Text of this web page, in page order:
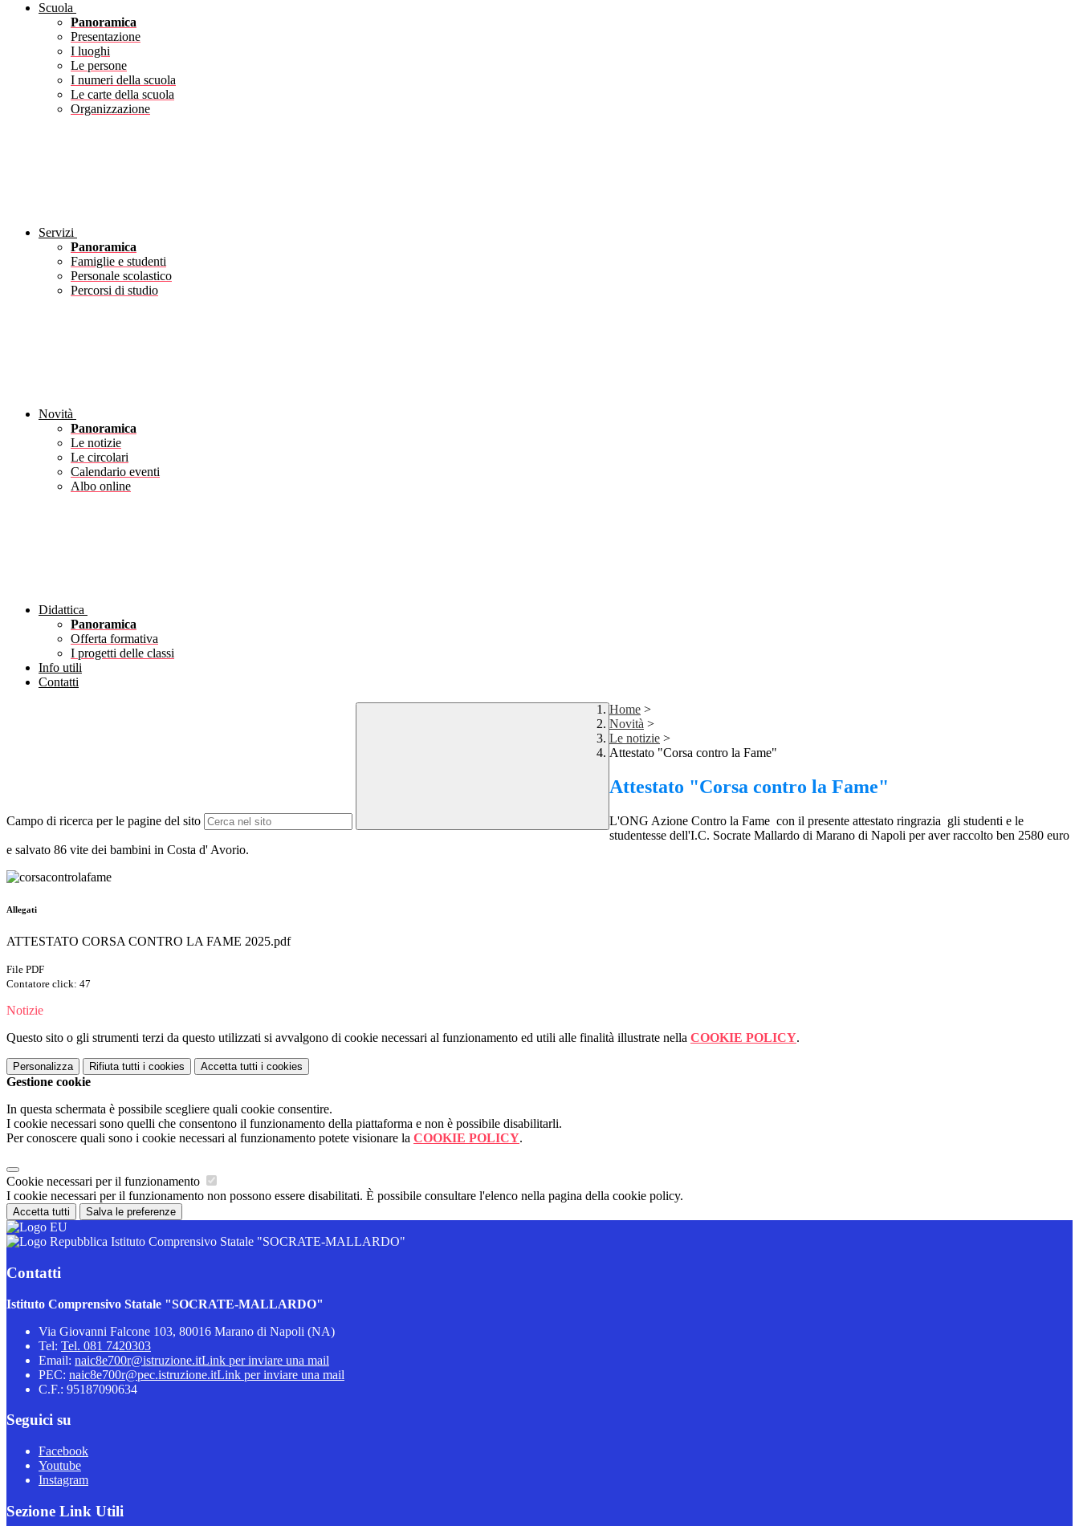
Scuola
Panoramica
Presentazione
I luoghi
Le persone
I numeri della scuola
Le carte della scuola
Organizzazione
Servizi
Panoramica
Famiglie e studenti
Personale scolastico
Percorsi di studio
Novità
Panoramica
Le notizie
Le circolari
Calendario eventi
Albo online
Didattica
Panoramica
Offerta formativa
I progetti delle classi
Info utili
Contatti
Campo di ricerca per le pagine del sito
Home >
Novità >
Le notizie >
Attestato "Corsa contro la Fame"
Attestato "Corsa contro la Fame"
L'ONG Azione Contro la Fame con il presente attestato ringrazia gli studenti e le
studentesse dell'I.C. Socrate Mallardo di Marano di Napoli per aver raccolto ben 2580 euro
e salvato 86 vite dei bambini in Costa d' Avorio.
Allegati
ATTESTATO CORSA CONTRO LA FAME 2025.pdf
File PDF
Contatore click: 47
Notizie
Questo sito o gli strumenti terzi da questo utilizzati si avvalgono di cookie necessari al funzionamento ed utili alle finalità illustrate nella COOKIE POLICY.
Personalizza Rifiuta tutti i cookies Accetta tutti i cookies
Gestione cookie
In questa schermata è possibile scegliere quali cookie consentire.
I cookie necessari sono quelli che consentono il funzionamento della piattaforma e non è possibile disabilitarli.
Per conoscere quali sono i cookie necessari al funzionamento potete visionare la COOKIE POLICY.
Cookie necessari per il funzionamento
I cookie necessari per il funzionamento non possono essere disabilitati. È possibile consultare l'elenco nella pagina della cookie policy.
Accetta tutti Salva le preferenze
Istituto Comprensivo Statale "SOCRATE-MALLARDO"
Contatti
Istituto Comprensivo Statale "SOCRATE-MALLARDO"
Via Giovanni Falcone 103, 80016 Marano di Napoli (NA)
Tel: Tel. 081 7420303
Email: naic8e700r@istruzione.itLink per inviare una mail
PEC: naic8e700r@pec.istruzione.itLink per inviare una mail
C.F.: 95187090634
Seguici su
Facebook
Youtube
Instagram
Sezione Link Utili